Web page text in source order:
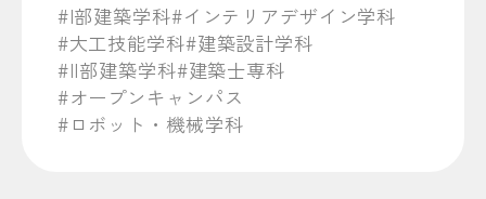
#I部建築学科#インテリアデザイン学科
#大工技能学科#建築設計学科
#II部建築学科#建築士専科
#オープンキャンパス
#ロボット・機械学科